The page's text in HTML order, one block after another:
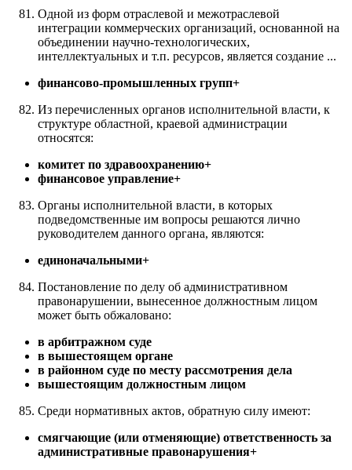
Одной из форм отраслевой и межотраслевой
интеграции коммерческих организаций, основанной на
объединении научно-технологических,
интеллектуальных и т.п. ресурсов, является создание ...
финансово-промышленных групп+
Из перечисленных органов исполнительной власти, к
структуре областной, краевой администрации
относятся:
комитет по здравоохранению+
финансовое управление+
Органы исполнительной власти, в которых
подведомственные им вопросы решаются лично
руководителем данного органа, являются:
единоначальными+
Постановление по делу об административном
правонарушении, вынесенное должностным лицом
может быть обжаловано:
в арбитражном суде
в вышестоящем органе
в районном суде по месту рассмотрения дела
вышестоящим должностным лицом
Среди нормативных актов, обратную силу имеют:
смягчающие (или отменяющие) ответственность за
административные правонарушения+